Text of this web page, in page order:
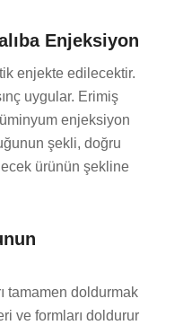
Enjeksiyon
enjekte edilecektir.
uygular. Erimiş
enjeksiyon
şekli, doğru
ürünün şekline
tamamen doldurmak
ve formları doldurur